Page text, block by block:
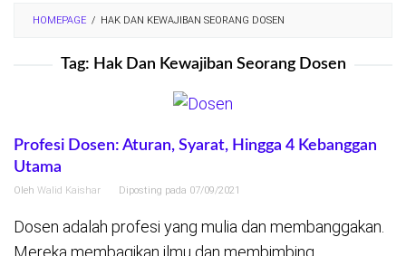
HOMEPAGE / HAK DAN KEWAJIBAN SEORANG DOSEN
Tag: Hak Dan Kewajiban Seorang Dosen
Profesi Dosen: Aturan, Syarat, Hingga 4 Kebanggan
Utama
Oleh Walid Kaishar Diposting pada 07/09/2021
Dosen adalah profesi yang mulia dan membanggakan.
Mereka membagikan ilmu dan membimbing